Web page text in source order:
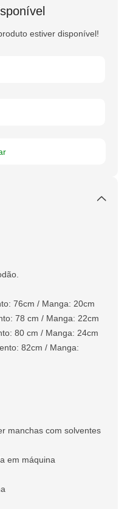
estiver disponível!
76cm / Manga: 20cm
78 cm / Manga: 22cm
80 cm / Manga: 24cm
82cm / Manga:
manchas com solventes
em máquina